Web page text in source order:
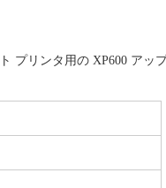
プリンタ用の XP600 アッ